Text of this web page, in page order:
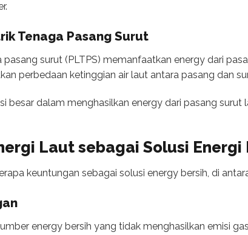
Tenaga Pasang Surut
surut (PLTPS) memanfaatkan energy dari
perbedaan ketinggian air laut antara pasang dan
besar dalam menghasilkan energy dari pasang
Lautsebagai Solusi Energi
keuntungan sebagai solusi energy bersih, di
energy bersih yang tidak menghasilkan emisi